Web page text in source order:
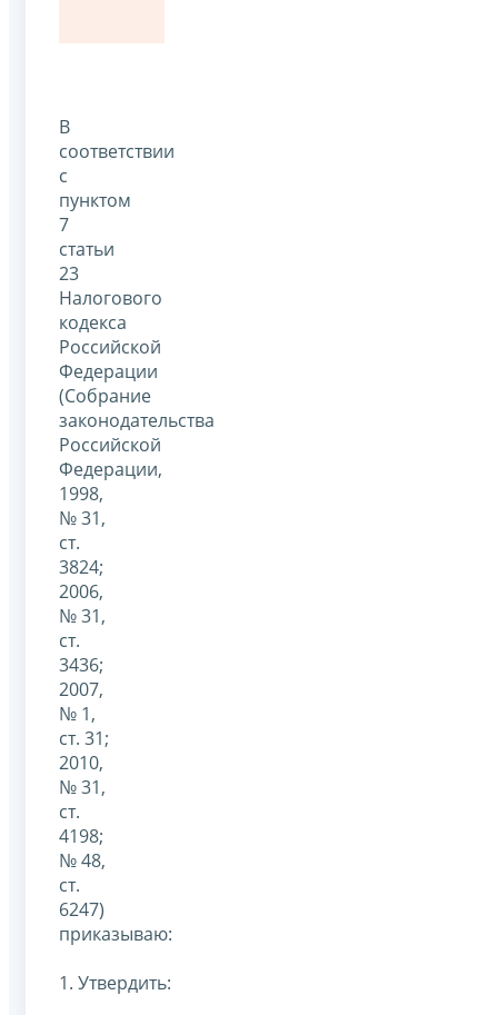
В
соответствии
с
пунктом
7
статьи
23
Налогового
кодекса
Российской
Федерации
(Собрание
законодательства
Российской
Федерации,
1998,
№ 31,
ст.
3824;
2006,
№ 31,
ст.
3436;
2007,
№ 1,
ст. 31;
2010,
№ 31,
ст.
4198;
№ 48,
ст.
6247)
приказываю:
1. Утвердить: